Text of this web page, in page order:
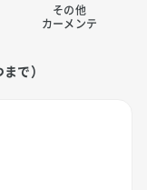
その他
カーメンテ
で）